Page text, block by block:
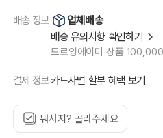
배송 정보
업체배송
배송 유의사항 확인하기
드로잉에이미 상품
결제 정보카드사별 할부 혜택 보기
뭐사지? 골라주세요